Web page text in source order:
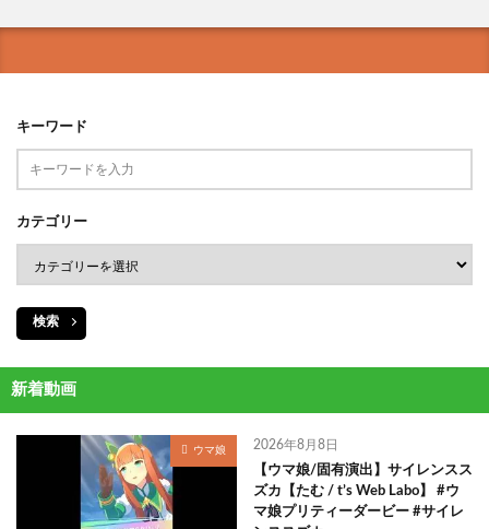
キーワード
カテゴリー
検索
新着動画
ウマ娘 2026年8月8日
【ウマ娘/固有演出】サイレンスス
ズカ【たむ / t’s Web Labo】 #ウ
マ娘プリティーダービー #サイレ